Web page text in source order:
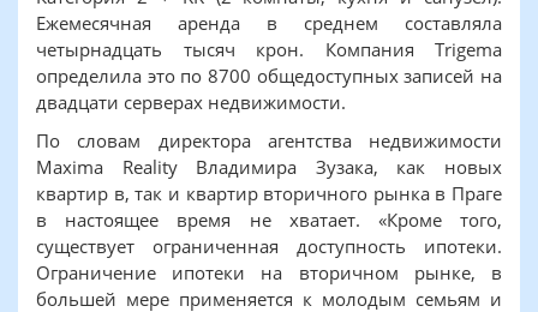
Ежемесячная аренда в среднем составляла
четырнадцать тысяч крон. Компания Trigema
определила это по 8700 общедоступных записей на
двадцати серверах недвижимости.
По словам директора агентства недвижимости
Maxima Reality Владимира Зузака, как новых
квартир в, так и квартир вторичного рынка в Праге
в настоящее время не хватает. «Кроме того,
существует ограниченная доступность ипотеки.
Ограничение ипотеки на вторичном рынке, в
большей мере применяется к молодым семьям и